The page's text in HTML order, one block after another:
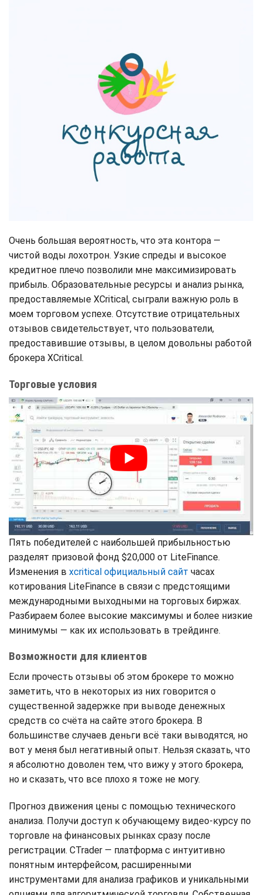
Очень большая вероятность, что эта контора —
чистой воды лохотрон. Узкие спреды и высокое
кредитное плечо позволили мне максимизировать
прибыль. Образовательные ресурсы и анализ рынка,
предоставляемые XCritical, сыграли важную роль в
моем торговом успехе. Отсутствие отрицательных
отзывов свидетельствует, что пользователи,
предоставившие отзывы, в целом довольны работой
брокера XCritical.
Торговые условия
Пять победителей с наибольшей прибыльностью
разделят призовой фонд $20,000 от LiteFinance.
Изменения в xcritical официальный сайт часах
котирования LiteFinance в связи с предстоящими
международными выходными на торговых биржах.
Разбираем более высокие максимумы и более низкие
минимумы — как их использовать в трейдинге.
Возможности для клиентов
Если прочесть отзывы об этом брокере то можно
заметить, что в некоторых из них говорится о
существенной задержке при выводе денежных
средств со счёта на сайте этого брокера. В
большинстве случаев деньги всё таки выводятся, но
вот у меня был негативный опыт. Нельзя сказать, что
я абсолютно доволен тем, что вижу у этого брокера,
но и сказать, что все плохо я тоже не могу.
Прогноз движения цены с помощью технического
анализа. Получи доступ к обучающему видео-курсу по
торговле на финансовых рынках сразу после
регистрации. CTrader — платформа с интуитивно
понятным интерфейсом, расширенными
инструментами для анализа графиков и уникальными